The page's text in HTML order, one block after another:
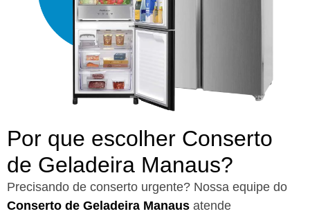
Por que escolher Conserto
de Geladeira Manaus?​
Precisando de conserto urgente? Nossa equipe do
Conserto de Geladeira Manaus atende